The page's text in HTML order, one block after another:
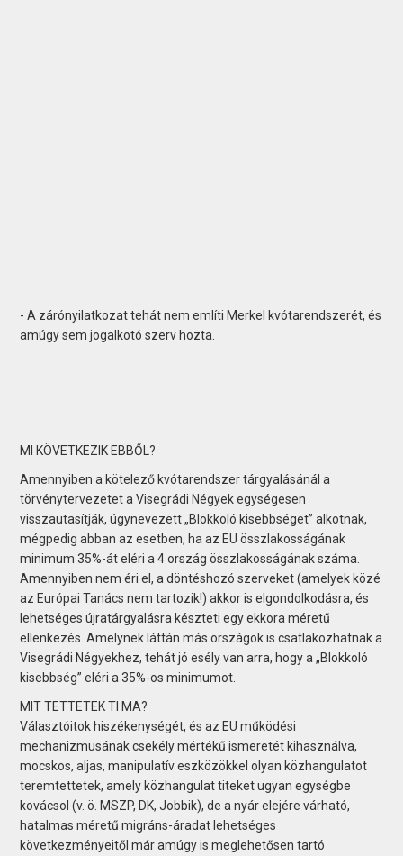
- A zárónyilatkozat tehát nem említi Merkel kvótarendszerét, és
amúgy sem jogalkotó szerv hozta.
MI KÖVETKEZIK EBBŐL?
Amennyiben a kötelező kvótarendszer tárgyalásánál a
törvénytervezetet a Visegrádi Négyek egységesen
visszautasítják, úgynevezett „Blokkoló kisebbséget” alkotnak,
mégpedig abban az esetben, ha az EU összlakosságának
minimum 35%-át eléri a 4 ország összlakosságának száma.
Amennyiben nem éri el, a döntéshozó szerveket (amelyek közé
az Európai Tanács nem tartozik!) akkor is elgondolkodásra, és
lehetséges újratárgyalásra készteti egy ekkora méretű
ellenkezés. Amelynek láttán más országok is csatlakozhatnak a
Visegrádi Négyekhez, tehát jó esély van arra, hogy a „Blokkoló
kisebbség” eléri a 35%-os minimumot.
MIT TETTETEK TI MA?
Választóitok hiszékenységét, és az EU működési
mechanizmusának csekély mértékű ismeretét kihasználva,
mocskos, aljas, manipulatív eszközökkel olyan közhangulatot
teremtettetek, amely közhangulat titeket ugyan egységbe
kovácsol (v. ö. MSZP, DK, Jobbik), de a nyár elejére várható,
hatalmas méretű migráns-áradat lehetséges
következményeitől már amúgy is meglehetősen tartó